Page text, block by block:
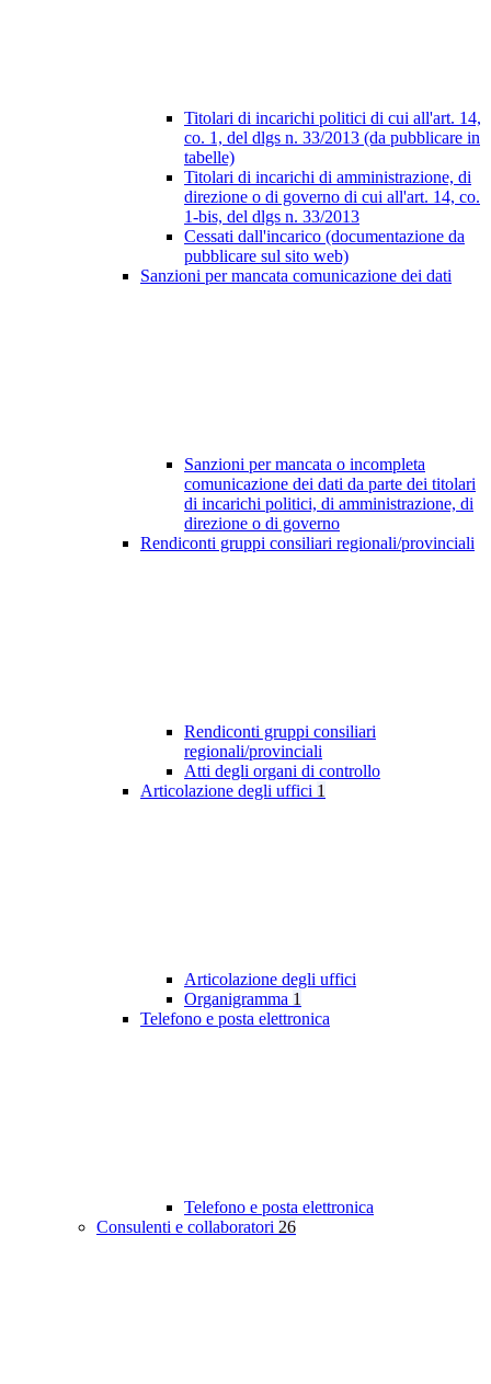
Titolari di incarichi politici di cui all'art. 14,
co. 1, del dlgs n. 33/2013 (da pubblicare in
tabelle)
Titolari di incarichi di amministrazione, di
direzione o di governo di cui all'art. 14, co.
1-bis, del dlgs n. 33/2013
Cessati dall'incarico (documentazione da
pubblicare sul sito web)
Sanzioni per mancata comunicazione dei dati
Sanzioni per mancata o incompleta
comunicazione dei dati da parte dei titolari
di incarichi politici, di amministrazione, di
direzione o di governo
Rendiconti gruppi consiliari regionali/provinciali
Rendiconti gruppi consiliari
regionali/provinciali
Atti degli organi di controllo
Articolazione degli uffici 1
Articolazione degli uffici
Organigramma 1
Telefono e posta elettronica
Telefono e posta elettronica
Consulenti e collaboratori 26